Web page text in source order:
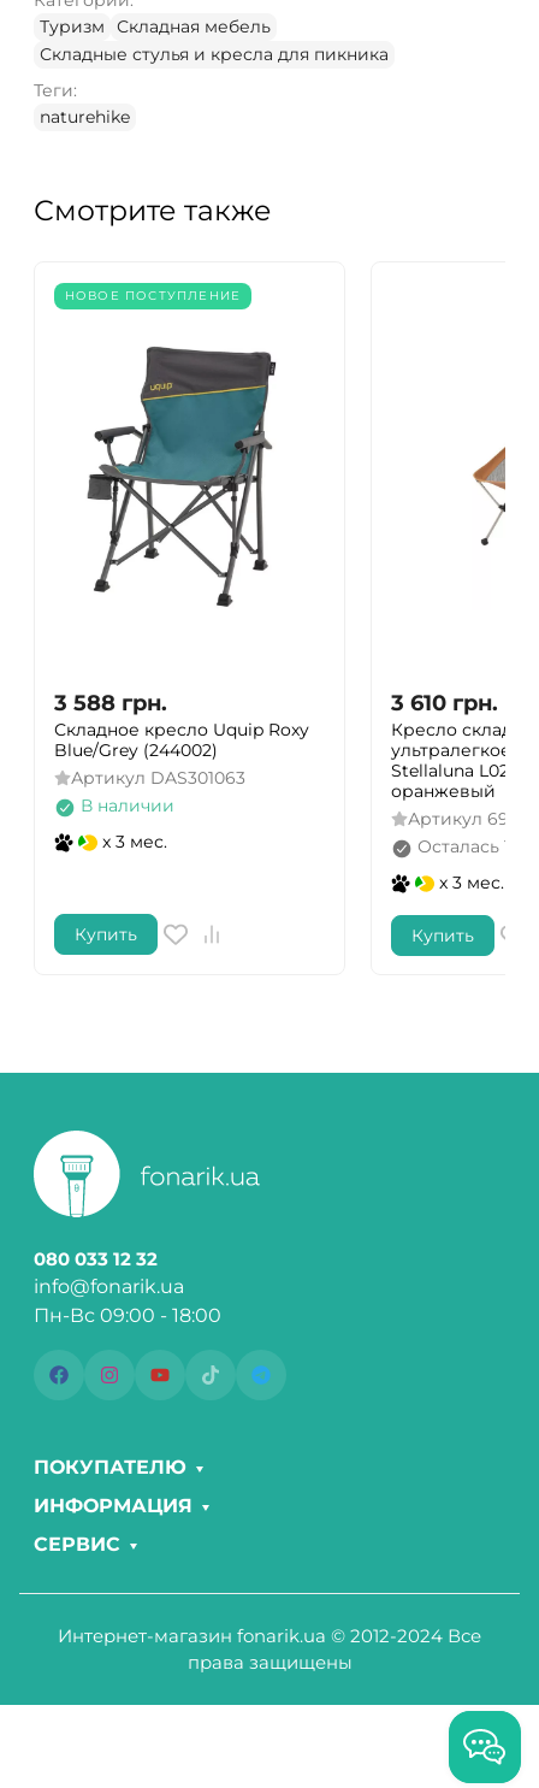
Туризм
Складная мебель
Складные стулья и кресла для пикника
Теги:
naturehike
Смотрите также
НОВОЕ ПОСТУПЛЕНИЕ
3 588 грн.
Складное кресло Uquip Roxy
Blue/Grey (244002)
Артикул DAS301063
В наличии
x 3 мес.
Купить
3 610 грн.
Кресло
ультралегкое
Stellaluna L02
оранжевый
Артикул
Осталась 1
x 3 мес.
Купить
080 033 12 32
info@fonarik.ua
Пн-Вс 09:00 - 18:00
ПОКУПАТЕЛЮ
ИНФОРМАЦИЯ
СЕРВИС
Интернет-магазин fonarik.ua © 2012-2024 Все
права защищены